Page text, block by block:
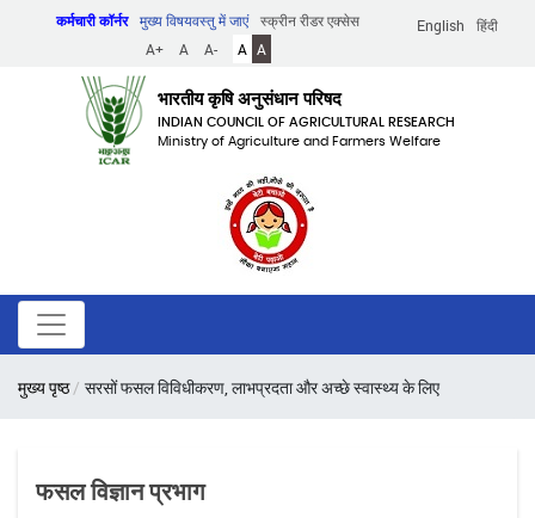
English हिंदी
कर्मचारी कॉर्नर मुख्य विषयवस्तु में जाएं
स्क्रीन रीडर एक्सेस
A+
A A- A A
भारतीय कृषि अनुसंधान परिषद
INDIAN COUNCIL OF AGRICULTURAL RESEARCH
Ministry of Agriculture and Farmers Welfare
पग
मुख्य पृष्ठ सरसों फसल विविधीकरण, लाभप्रदता और अच्छे स्वास्थ्य के लिए
फसल विज्ञान प्रभाग